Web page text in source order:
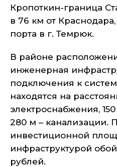
Кропоткин-граница
в 76 км от
порта в г. Темрюк.
В районе
инженерная
подключения к
находятся на
электроснабжения,
280 м – канализации.
инвестиционной
инфраструктурой
рублей.